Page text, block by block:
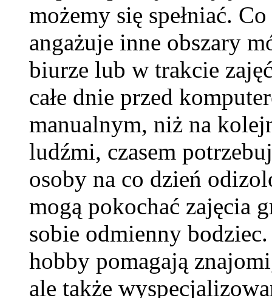
możemy się spełniać.
angażuje inne obszary
biurze lub w trakcie
całe dnie przed
manualnym, niż na
ludźmi, czasem
osoby na co dzień
mogą pokochać zajęcia
sobie odmienny
hobby pomagają
ale także